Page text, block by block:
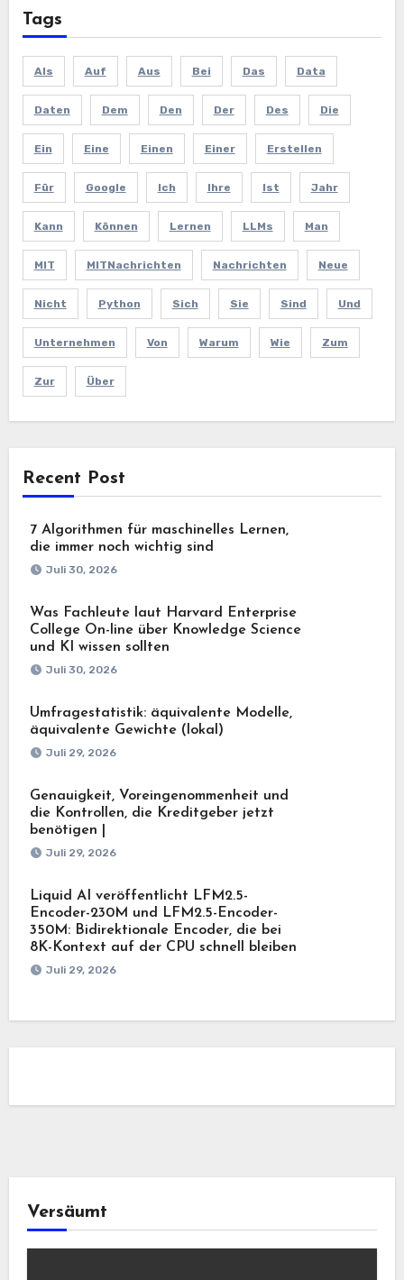
Tags
Als Auf Aus Bei Das Data
Daten Dem Den Der Des Die
Ein Eine Einen Einer Erstellen
Für Google Ich Ihre Ist Jahr
Kann Können Lernen LLMs Man
MIT MITNachrichten Nachrichten Neue
Nicht Python Sich Sie Sind Und
Unternehmen Von Warum Wie Zum
Zur Über
Recent Post
7 Algorithmen für maschinelles Lernen,
die immer noch wichtig sind
Juli 30, 2026
Was Fachleute laut Harvard Enterprise
College On-line über Knowledge Science
und KI wissen sollten
Juli 30, 2026
Umfragestatistik: äquivalente Modelle,
äquivalente Gewichte (lokal)
Juli 29, 2026
Genauigkeit, Voreingenommenheit und
die Kontrollen, die Kreditgeber jetzt
benötigen |
Juli 29, 2026
Liquid AI veröffentlicht LFM2.5-
Encoder-230M und LFM2.5-Encoder-
350M: Bidirektionale Encoder, die bei
8K-Kontext auf der CPU schnell bleiben
Juli 29, 2026
Versäumt